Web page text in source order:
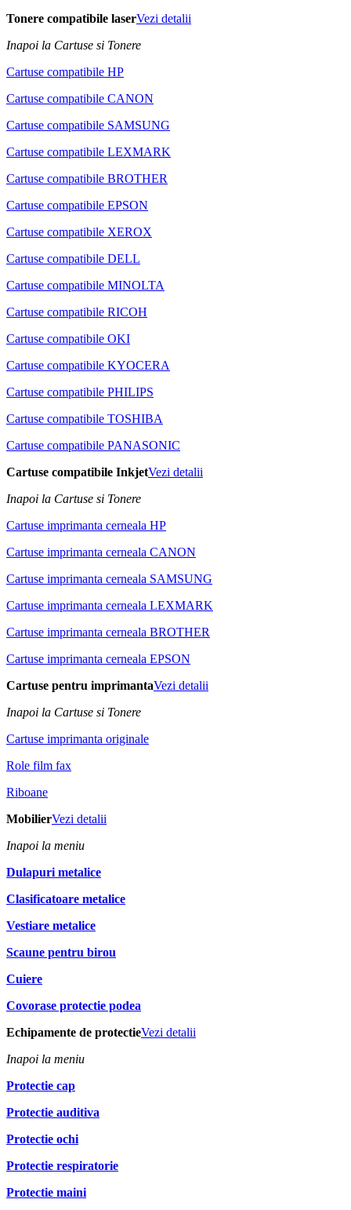
Tonere compatibile laserVezi detalii
Inapoi la Cartuse si Tonere
Cartuse compatibile HP
Cartuse compatibile CANON
Cartuse compatibile SAMSUNG
Cartuse compatibile LEXMARK
Cartuse compatibile BROTHER
Cartuse compatibile EPSON
Cartuse compatibile XEROX
Cartuse compatibile DELL
Cartuse compatibile MINOLTA
Cartuse compatibile RICOH
Cartuse compatibile OKI
Cartuse compatibile KYOCERA
Cartuse compatibile PHILIPS
Cartuse compatibile TOSHIBA
Cartuse compatibile PANASONIC
Cartuse compatibile InkjetVezi detalii
Inapoi la Cartuse si Tonere
Cartuse imprimanta cerneala HP
Cartuse imprimanta cerneala CANON
Cartuse imprimanta cerneala SAMSUNG
Cartuse imprimanta cerneala LEXMARK
Cartuse imprimanta cerneala BROTHER
Cartuse imprimanta cerneala EPSON
Cartuse pentru imprimantaVezi detalii
Inapoi la Cartuse si Tonere
Cartuse imprimanta originale
Role film fax
Riboane
MobilierVezi detalii
Inapoi la meniu
Dulapuri metalice
Clasificatoare metalice
Vestiare metalice
Scaune pentru birou
Cuiere
Covorase protectie podea
Echipamente de protectieVezi detalii
Inapoi la meniu
Protectie cap
Protectie auditiva
Protectie ochi
Protectie respiratorie
Protectie maini